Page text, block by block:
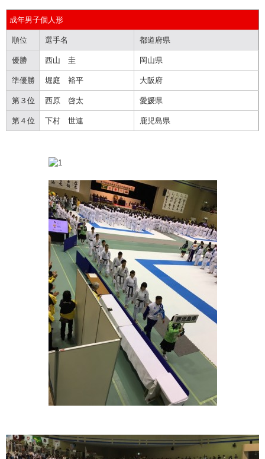
成年男子個人形
順位 選手名 都道府県
優勝 西山 圭 岡山県
準優勝 堀庭 裕平 大阪府
第３位 西原 啓太 愛媛県
第４位 下村 世連 鹿児島県